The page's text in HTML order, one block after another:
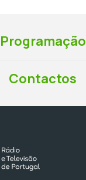
Programação
Contactos